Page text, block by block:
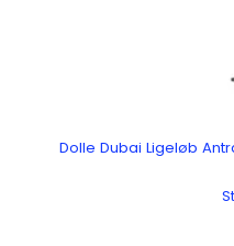
Dolle Dubai Ligeløb